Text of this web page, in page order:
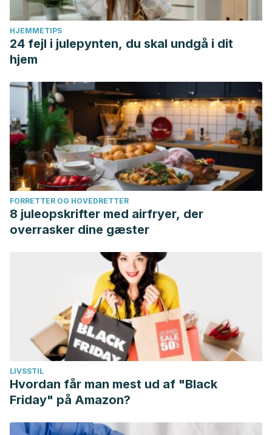
HJEMMETIPS
24 fejl i julepynten, du skal undgå i dit
hjem
FORRETTER OG HOVEDRETTER
8 juleopskrifter med airfryer, der
overrasker dine gæster
LIVSSTIL
Hvordan får man mest ud af "Black
Friday" på Amazon?